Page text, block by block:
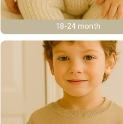
18-24 month